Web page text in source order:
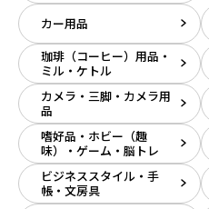
カー用品
珈琲（コーヒー）用品・
ミル・ケトル
カメラ・三脚・カメラ用
品
嗜好品・ホビー（趣
味）・ゲーム・脳トレ
ビジネススタイル・手
帳・文房具